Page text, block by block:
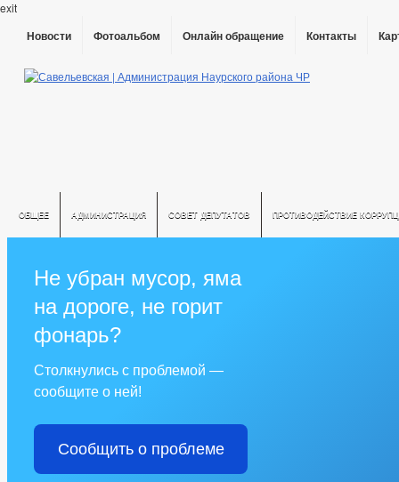
exit
Новости Фотоальбом Онлайн обращение Контакты
ОБЩЕЕ АДМИНИСТРАЦИЯ СОВЕТ ДЕПУТАТОВ ПРОТИВОДЕЙСТВИЕ
Не убран мусор, яма
на дороге, не горит
фонарь?
Столкнулись с проблемой —
сообщите о ней!
Сообщить о проблеме